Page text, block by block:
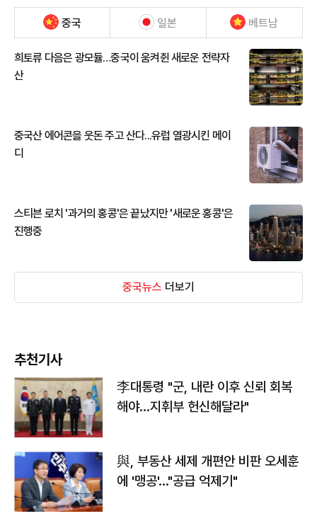
중국 일본 베트남
희토류 다음은 광모듈…중국이 움켜쥔 새로운 전략자
산
중국산 에어콘을 웃돈 주고 산다...유럽 열광시킨 메이
디
스티븐 로치 '과거의 홍콩'은 끝났지만 '새로운 홍콩'은
진행중
중국뉴스 더보기
추천기사
李대통령 "군, 내란 이후 신뢰 회복
해야…지휘부 헌신해달라"
與, 부동산 세제 개편안 비판 오세훈
에 '맹공'…"공급 억제기"